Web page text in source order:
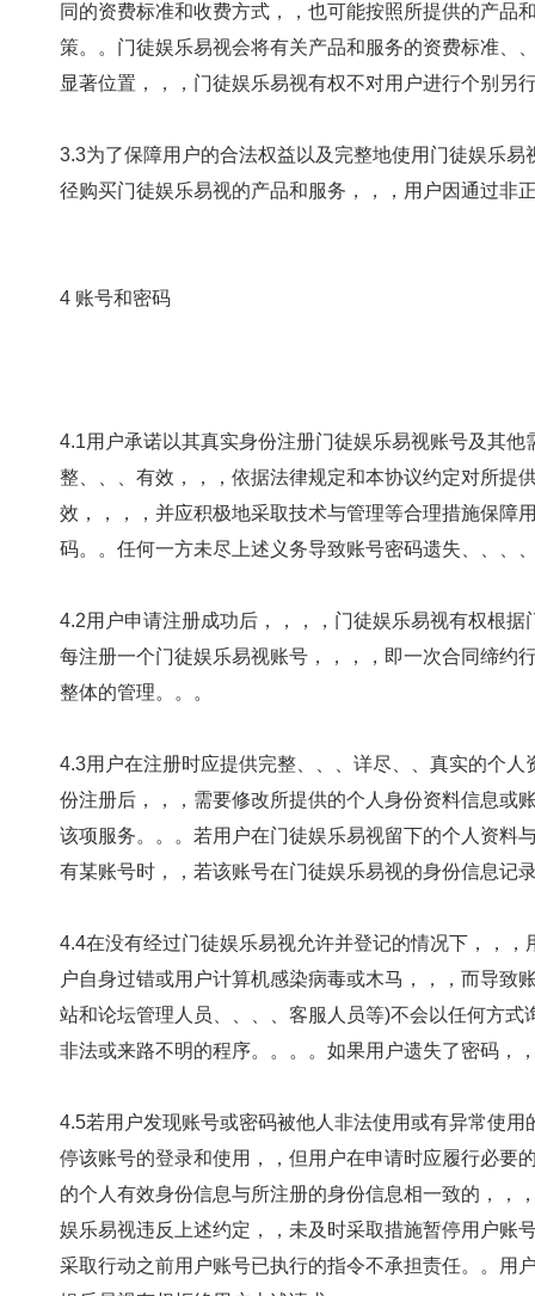
同的资费标准和收费方式，，也可能按照所提供的产品
策。。门徒娱乐易视会将有关产品和服务的资费标准、
显著位置，，，门徒娱乐易视有权不对用户进行个别另行通知
3.3为了保障用户的合法权益以及完整地使用门徒娱乐易视的
径购买门徒娱乐易视的产品和服务，，，用户因通过非正
4 账号和密码
4.1用户承诺以其真实身份注册门徒娱乐易视账号及其他需要
整、、、有效，，，依据法律规定和本协议约定
效，，，，并应积极地采取技术与管理等合理措施保障
码。。任何一方未尽上述义务导致账号密码遗失、、
4.2用户申请注册成功后，，，，门徒娱乐易视有权
每注册一个门徒娱乐易视账号，，，，即一次合同缔
整体的管理。。。
4.3用户在注册时应提供完整、、、详尽、、真实的个
份注册后，，，需要修改所提供的个人身份资料信
该项服务。。。若用户在门徒娱乐易视留下的个人资料
有某账号时，，若该账号在门徒娱乐易视的身份信息记
4.4在没有经过门徒娱乐易视允许并登记的情况下，，，
户自身过错或用户计算机感染病毒或木马，，，而导
站和论坛管理人员、、、、客服人员等)不会以任何方
非法或来路不明的程序。。。。如果用户遗失了密码
4.5若用户发现账号或密码被他人非法使用或有异常使用的情
停该账号的登录和使用，，但用户在申请时应履行必要的
的个人有效身份信息与所注册的身份信息相一致的，
娱乐易视违反上述约定，，未及时采取措施暂停用户账号的
采取行动之前用户账号已执行的指令不承担责任。。